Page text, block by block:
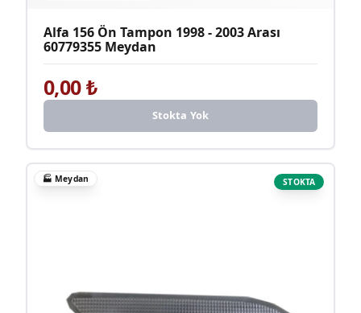
Alfa 156 Ön Tampon 1998 - 2003 Arası
60779355 Meydan
0,00₺
Stokta Yok
STOKTA
🏭 Meydan